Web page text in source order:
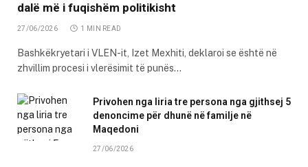
dalë më i fuqishëm politikisht
27/06/2026 1 MIN READ
Bashkëkryetari i VLEN-it, Izet Mexhiti, deklaroi se është në
zhvillim procesi i vlerësimit të punës…
Privohen nga liria tre persona nga gjithsej 5
denoncime për dhunë në familje në
Maqedoni
27/06/2026